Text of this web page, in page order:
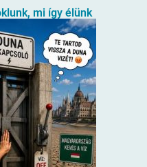
mi így élünk